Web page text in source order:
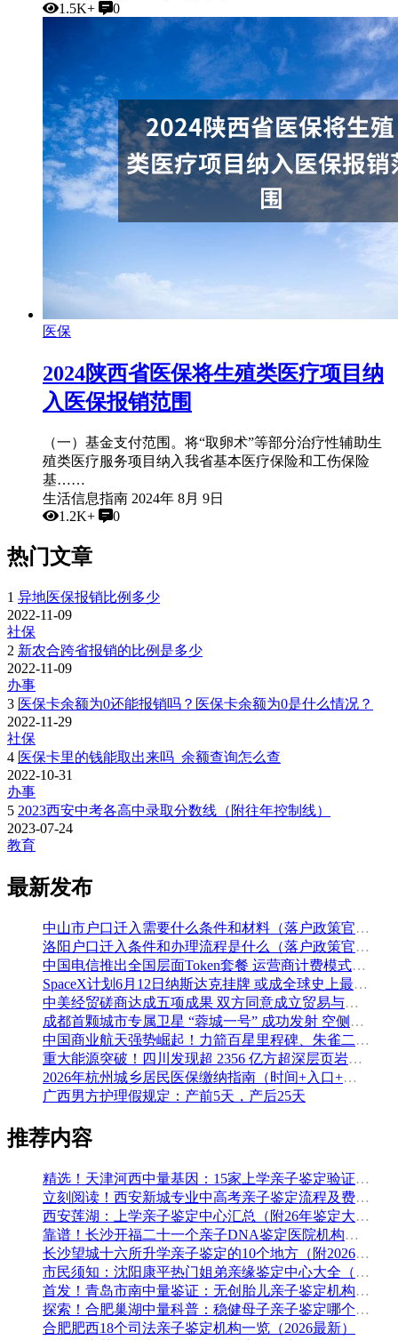
1.5K+
0
医保
2024陕西省医保将生殖类医疗项目纳
入医保报销范围
（一）基金支付范围。将“取卵术”等部分治疗性辅助生
殖类医疗服务项目纳入我省基本医疗保险和工伤保险
基……
生活信息指南 2024年 8月 9日
1.2K+
0
热门文章
1 异地医保报销比例多少
2022-11-09
社保
2 新农合跨省报销的比例是多少
2022-11-09
办事
3 医保卡余额为0还能报销吗？医保卡余额为0是什么情况？
2022-11-29
社保
4 医保卡里的钱能取出来吗_余额查询怎么查
2022-10-31
办事
5 2023西安中考各高中录取分数线（附往年控制线）
2023-07-24
教育
最新发布
中山市户口迁入需要什么条件和材料（落户政策官方解读）
洛阳户口迁入条件和办理流程是什么（落户政策官方问答汇总）
中国电信推出全国层面Token套餐 运营商计费模式从”流量”迈向”算力”
SpaceX计划6月12日纳斯达克挂牌 或成全球史上最大规模IPO
中美经贸磋商达成五项成果 双方同意成立贸易与投资双理事会
成都首颗城市专属卫星 “蓉城一号” 成功发射 空侧直转模式同步落地 双重大突破助力国际门户枢纽建设
中国商业航天强势崛起！力箭百星里程碑、朱雀二号改进型发射成功
重大能源突破！四川发现超 2356 亿方超深层页岩气田，保障国家能源安全
2026年杭州城乡居民医保缴纳指南（时间+入口+金额）
广西男方护理假规定：产前5天，产后25天
推荐内容
精选！天津河西中量基因：15家上学亲子鉴定验证组织收集（附2026年鉴定办理攻略）
立刻阅读！西安新城专业中高考亲子鉴定流程及费用(附鉴定机构查询一览)
西安莲湖：上学亲子鉴定中心汇总（附26年鉴定大全）
靠谱！长沙开福二十一个亲子DNA鉴定医院机构名单一览（附2026年办理攻略）
长沙望城十六所升学亲子鉴定的10个地方（附2026年鉴定手续）
市民须知：沈阳康平热门姐弟亲缘鉴定中心大全（附做亲子鉴定的材料）
首发！青岛市南中量鉴证：无创胎儿亲子鉴定机构大全（附最新亲子鉴定机构名录）
探索！合肥巢湖中量科普：稳健母子亲子鉴定哪个医院可以做（附2026年汇总鉴定）
合肥肥西18个司法亲子鉴定机构一览（2026最新）